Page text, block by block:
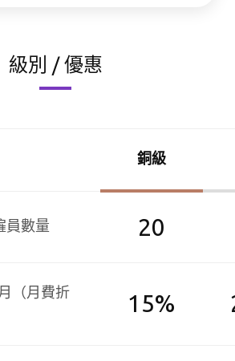
級別 / 優惠
銅級
員數量 20
（月費折
15%